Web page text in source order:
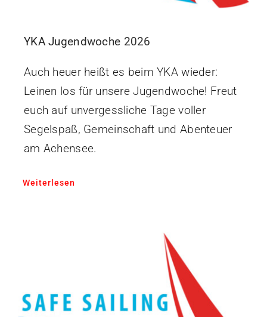
YKA Jugendwoche 2026
Auch heuer heißt es beim YKA wieder:
Leinen los für unsere Jugendwoche! Freut
euch auf unvergessliche Tage voller
Segelspaß, Gemeinschaft und Abenteuer
am Achensee.
Weiterlesen